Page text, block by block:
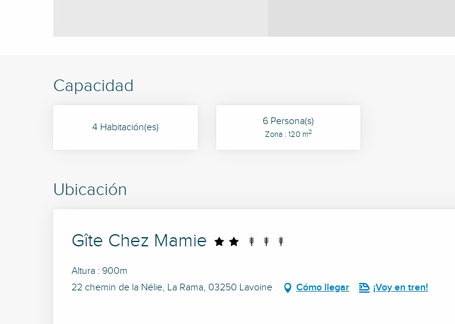
Capacidad
4 Habitación(es) 6 Persona(s)
Zona : 120 m2
Ubicación
Gîte Chez Mamie
Altura : 900m
22 chemin de la Nélie, La Rama, 03250 Lavoine
Cómo llegar ¡Voy en tren!